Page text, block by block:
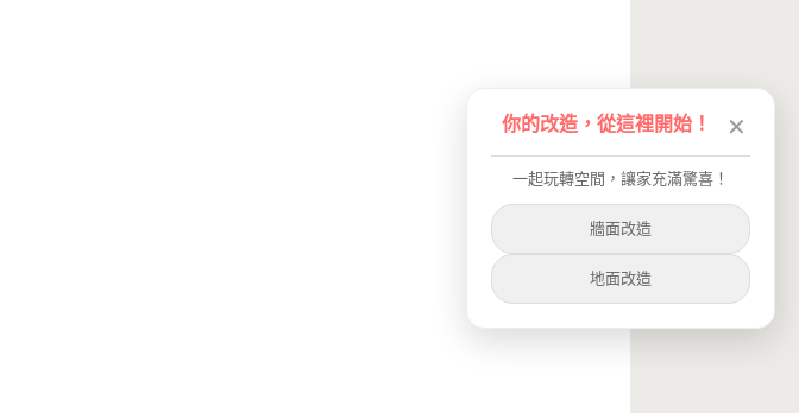
你的改造，從這裡開始！ ✕
一起玩轉空間，讓家充滿驚喜！
牆面改造
地面改造